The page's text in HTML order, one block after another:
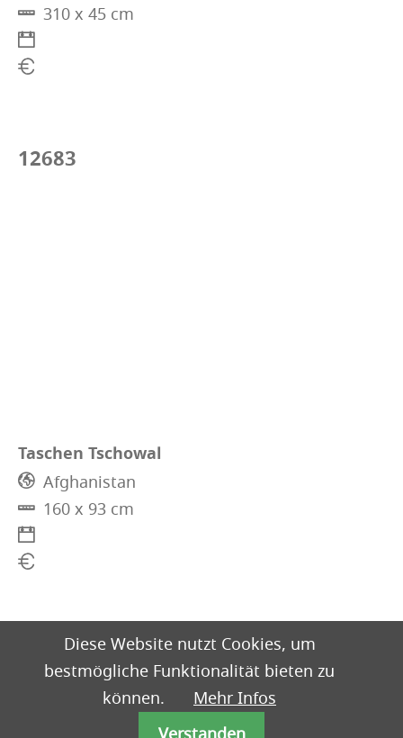
310 x 45 cm
12683
Taschen Tschowal
Afghanistan
160 x 93 cm
Diese Website nutzt Cookies, um
bestmögliche Funktionalität bieten zu
können.
Mehr Infos